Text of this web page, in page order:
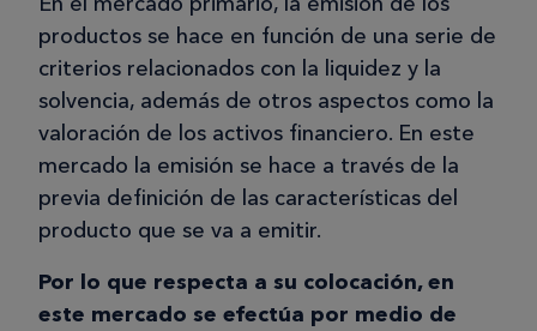
productos se hace en función de una serie de
criterios relacionados con la liquidez y la
solvencia, además de otros aspectos como la
valoración de los activos financiero. En este
mercado la emisión se hace a través de la
previa definición de las características del
producto que se va a emitir.
Por lo que respecta a su colocación, en
este mercado se efectúa por medio de